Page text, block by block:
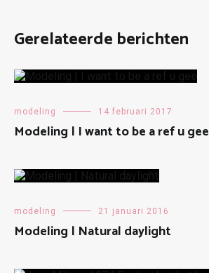
Gerelateerde berichten
modeling 14 februari 2017
Modeling | I want to be a ref u gee
modeling 21 januari 2016
Modeling | Natural daylight